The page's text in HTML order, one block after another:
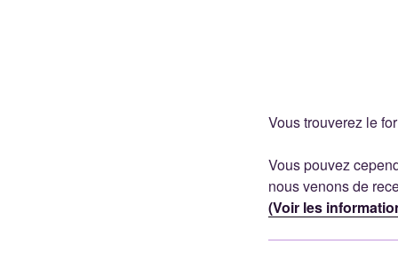
Vous trouverez le
Vous pouvez
nous venons de
(Voir les